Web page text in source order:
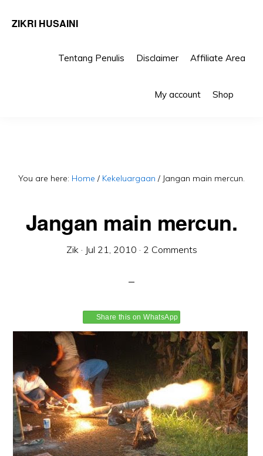
ZIKRI HUSAINI
Tentang Penulis Disclaimer Affiliate Area
My account Shop
You are here: Home / Kekeluargaan / Jangan main mercun.
Jangan main mercun.
Zik· Jul 21, 2010 · 2 Comments
Share this on WhatsApp